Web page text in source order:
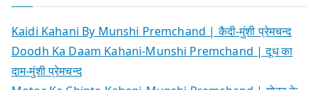
Kaidi Kahani By Munshi Premchand | कैदी-मुंशी प्रेमचन्द
Doodh Ka Daam Kahani-Munshi Premchand | दूध का
दाम-मुंशी प्रेमचन्द